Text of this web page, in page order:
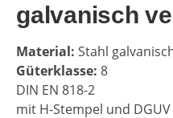
galvanisch
Material: Stahl
Güterklasse: 8
DIN EN 818-2
mit H-Stempel und